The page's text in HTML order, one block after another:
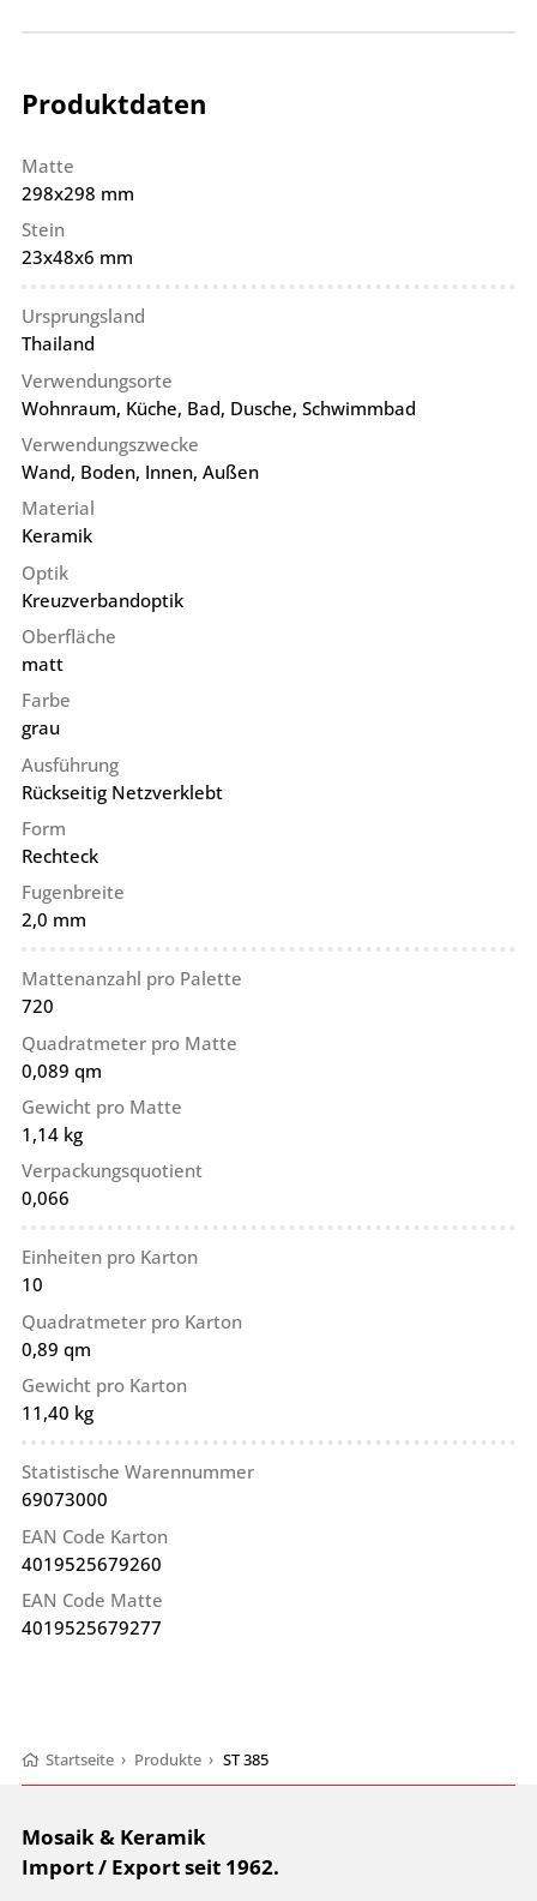
Produktdaten
Matte
298x298 mm
Stein
23x48x6 mm
Ursprungsland
Thailand
Verwendungsorte
Wohnraum, Küche, Bad, Dusche, Schwimmbad
Verwendungszwecke
Wand, Boden, Innen, Außen
Material
Keramik
Optik
Kreuzverbandoptik
Oberfläche
matt
Farbe
grau
Ausführung
Rückseitig Netzverklebt
Form
Rechteck
Fugenbreite
2,0 mm
Mattenanzahl pro Palette
720
Quadratmeter pro Matte
0,089 qm
Gewicht pro Matte
1,14 kg
Verpackungsquotient
0,066
Einheiten pro Karton
10
Quadratmeter pro Karton
0,89 qm
Gewicht pro Karton
11,40 kg
Statistische Warennummer
69073000
EAN Code Karton
4019525679260
EAN Code Matte
4019525679277
Startseite › Produkte › ST 385
Mosaik & Keramik
Import / Export seit 1962.